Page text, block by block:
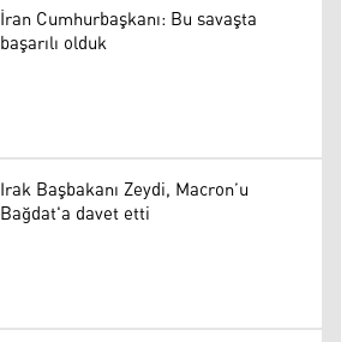
İran Cumhurbaşkanı: Bu savaşta
başarılı olduk
Irak Başbakanı Zeydi, Macron’u
Bağdat'a davet etti